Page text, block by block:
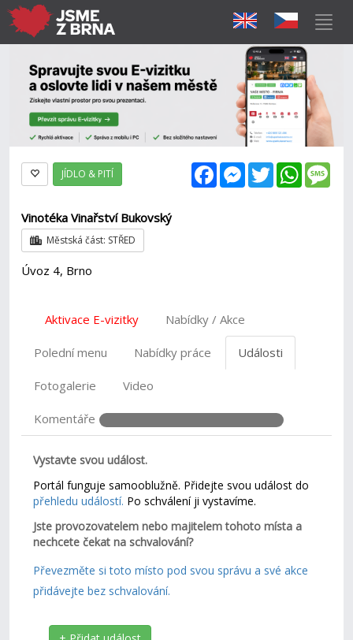
FacebookMessenger
Twitter
JÍDLO & PITÍ
Vinotéka Vinařství Bukovský
Městská část: STŘED
Úvoz 4, Brno
Aktivace E-vizitky Nabídky / Akce
Polední menu Nabídky práce Události
Fotogalerie Video
Komentáře
Vystavte svou událost.
Portál funguje samooblužně. Přidejte svou událost do
přehledu událostí. Po schválení ji vystavíme.
Jste provozovatelem nebo majitelem tohoto místa a
nechcete čekat na schvalování?
Převezměte si toto místo pod svou správu a své akce
přidávejte bez schvalování.